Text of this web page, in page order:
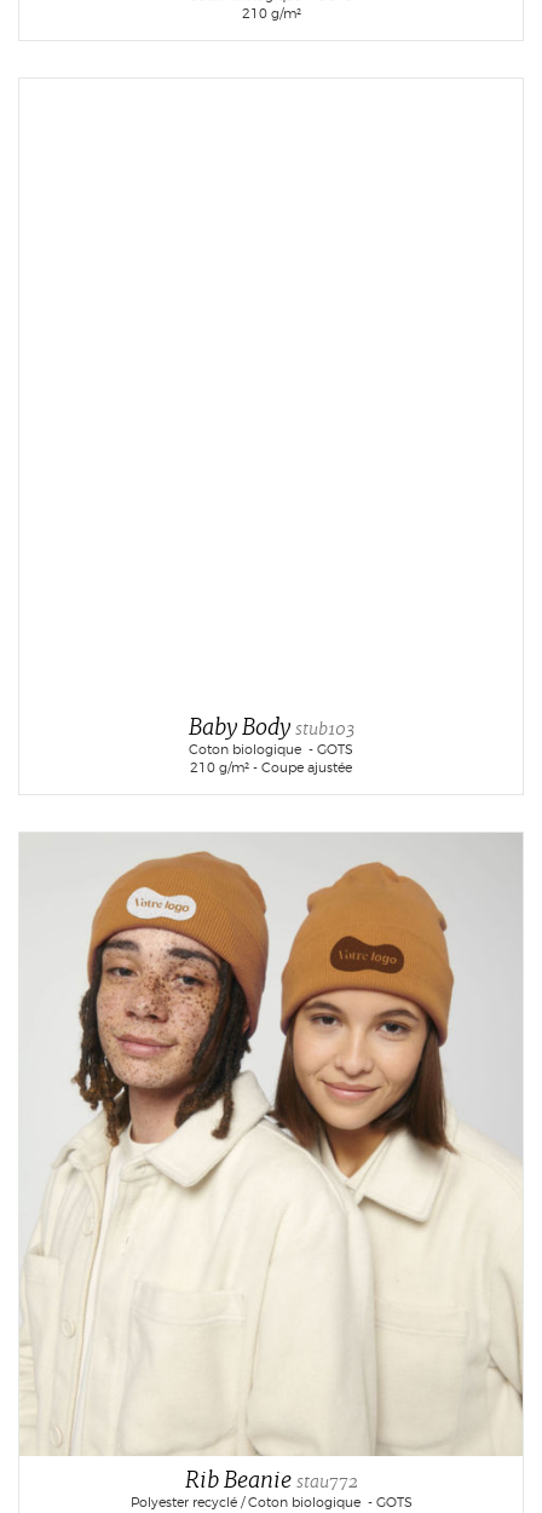
210 g/m²
Baby Body stub103
Coton biologique - GOTS
210 g/m² - Coupe ajustée
Rib Beanie stau772
Polyester recyclé / Coton biologique - GOTS